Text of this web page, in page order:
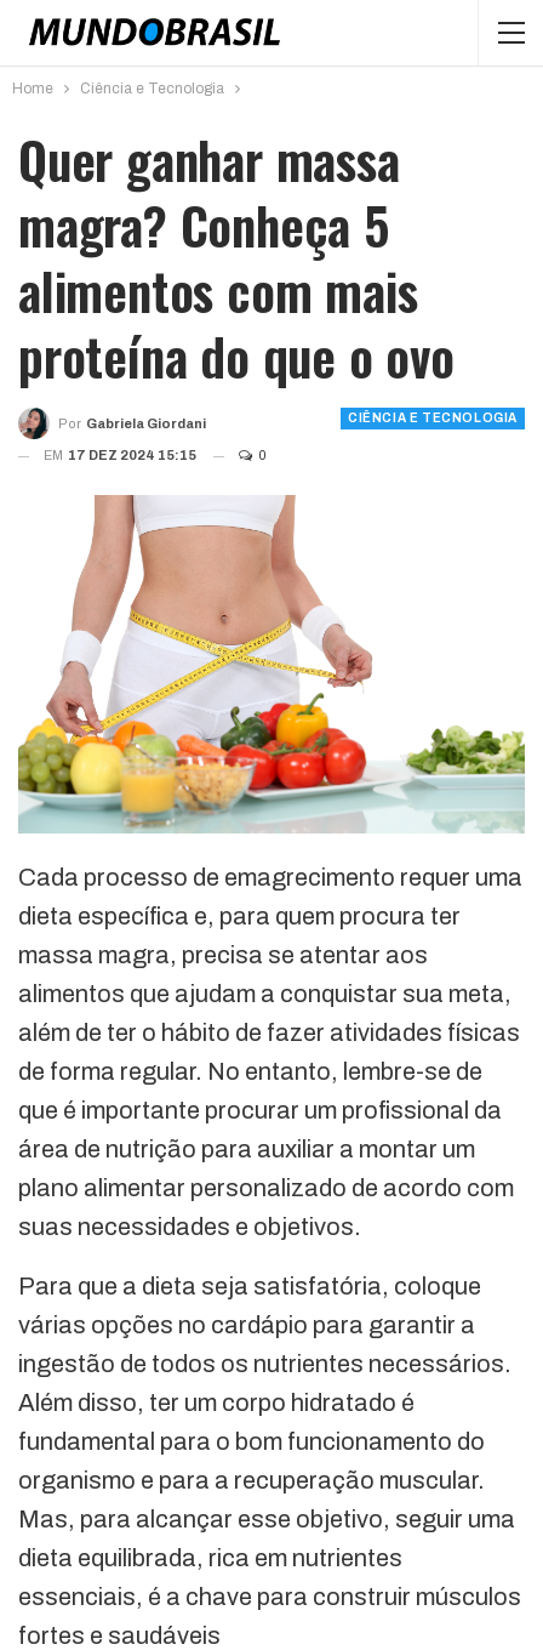
Home Ciência e Tecnologia
Quer ganhar massa
magra? Conheça 5
alimentos com mais
proteína do que o ovo
CIÊNCIA E TECNOLOGIA
Por Gabriela Giordani
EM 17 DEZ 2024 15:15 0
Cada processo de emagrecimento requer uma
dieta específica e, para quem procura ter
massa magra, precisa se atentar aos
alimentos que ajudam a conquistar sua meta,
além de ter o hábito de fazer atividades físicas
de forma regular. No entanto, lembre-se de
que é importante procurar um profissional da
área de nutrição para auxiliar a montar um
plano alimentar personalizado de acordo com
suas necessidades e objetivos.
Para que a dieta seja satisfatória, coloque
várias opções no cardápio para garantir a
ingestão de todos os nutrientes necessários.
Além disso, ter um corpo hidratado é
fundamental para o bom funcionamento do
organismo e para a recuperação muscular.
Mas, para alcançar esse objetivo, seguir uma
dieta equilibrada, rica em nutrientes
essenciais, é a chave para construir músculos
fortes e saudáveis